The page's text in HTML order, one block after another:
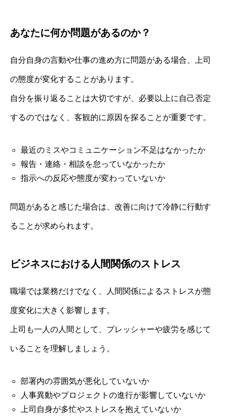
あなたに何か問題があるのか？
自分自身の言動や仕事の進め方に問題がある場合、上司
の態度が変化することがあります。
自分を振り返ることは大切ですが、必要以上に自己否定
するのではなく、客観的に原因を探ることが重要です。
最近のミスやコミュニケーション不足はなかったか
報告・連絡・相談を怠っていなかったか
指示への反応や態度が変わっていないか
問題があると感じた場合は、改善に向けて冷静に行動す
ることが求められます。
ビジネスにおける人間関係のストレス
職場では業務だけでなく、人間関係によるストレスが態
度変化に大きく影響します。
上司も一人の人間として、プレッシャーや疲労を感じて
いることを理解しましょう。
部署内の雰囲気が悪化していないか
人事異動やプロジェクトの進行が影響していないか
上司自身が多忙やストレスを抱えていないか